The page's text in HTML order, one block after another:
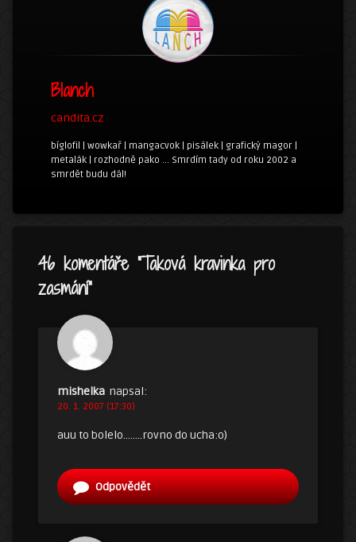
Blanch
candita.cz
bíglofil | wowkař | mangacvok | pisálek | grafický magor |
metalák | rozhodně pako ... Smrdím tady od roku 2002 a
smrdět budu dál!
46 komentáře “Taková kravinka pro
zasmání”
mishelka napsal:
20. 1. 2007 (17:30)
auu to bolelo……..rovno do ucha:o)
Odpovědět